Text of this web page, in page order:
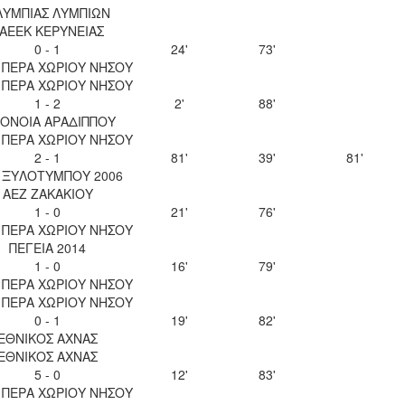
ΛΥΜΠΙΩΝ
ΚΕΡΥΝΕΙΑΣ
0 - 1
ΧΩΡΙΟΥ ΝΗΣΟΥ
24'
73'
ΧΩΡΙΟΥ ΝΗΣΟΥ
1 - 2
ΑΡΑΔΙΠΠΟΥ
2'
88'
ΧΩΡΙΟΥ ΝΗΣΟΥ
2 - 1
2006
81' 39'
81'
ΑΕΖ ΖΑΚΑΚΙΟΥ
1 - 0
ΧΩΡΙΟΥ ΝΗΣΟΥ
21'
76'
ΠΕΓΕΙΑ 2014
1 - 0
ΧΩΡΙΟΥ ΝΗΣΟΥ
16'
79'
ΧΩΡΙΟΥ ΝΗΣΟΥ
0 - 1
ΑΧΝΑΣ
19'
82'
ΑΧΝΑΣ
5 - 0
ΧΩΡΙΟΥ ΝΗΣΟΥ
12'
83'